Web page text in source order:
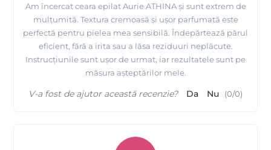
Am încercat ceara epilat Aurie ATHINA și sunt extrem de
mulțumită. Textura cremoasă și ușor parfumată este
perfectă pentru pielea mea sensibilă. Îndepărtează părul
eficient, fără a irita sau a lăsa reziduuri neplăcute.
Instrucțiunile sunt ușor de urmat, iar rezultatele sunt pe
măsura așteptărilor mele.
V-a fost de ajutor această recenzie? Da Nu (0/0)